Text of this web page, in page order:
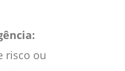
risco ou